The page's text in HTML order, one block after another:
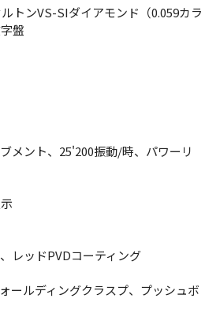
トンVS-SIダイアモンド（0.059カラ
盤
メント、25'200振動/時、パワーリ
レッドPVDコーティング
ールディングクラスプ、プッシュボ